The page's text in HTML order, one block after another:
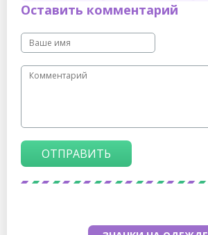
Оставить комментарий
ОТПРАВИТЬ